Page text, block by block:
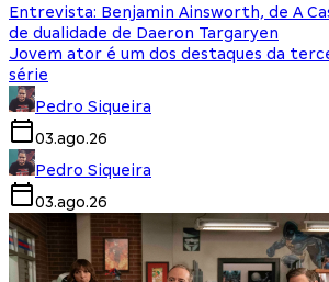
Entrevista: Benjamin Ainsworth, de A
de dualidade de Daeron Targaryen
Jovem ator é um dos destaques da
série
Pedro Siqueira
03.ago.26
Pedro Siqueira
03.ago.26